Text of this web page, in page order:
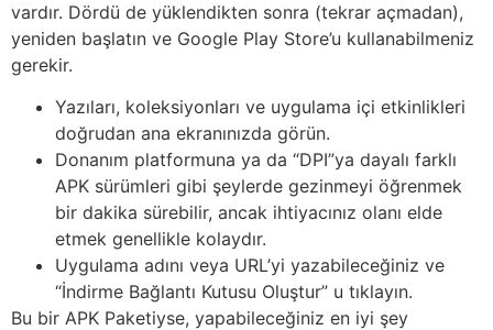
vardır. Dördü de yüklendikten sonra (tekrar açmadan),
yeniden başlatın ve Google Play Store’u kullanabilmeniz
gerekir.
Yazıları, koleksiyonları ve uygulama içi etkinlikleri
doğrudan ana ekranınızda görün.
Donanım platformuna ya da “DPI”ya dayalı farklı
APK sürümleri gibi şeylerde gezinmeyi öğrenmek
bir dakika sürebilir, ancak ihtiyacınız olanı elde
etmek genellikle kolaydır.
Uygulama adını veya URL’yi yazabileceğiniz ve
“İndirme Bağlantı Kutusu Oluştur” u tıklayın.
Bu bir APK Paketiyse, yapabileceğiniz en iyi şey